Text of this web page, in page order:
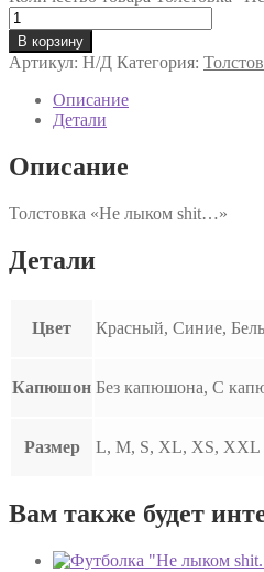
В корзину
Артикул: Н/Д Категория:
Описание
Детали
Описание
Толстовка «Не лыком shit…»
Детали
Цвет Красный, Синие,
Капюшон Без капюшона, С
Размер L, M, S, XL, XS, XXL
Вам также будет